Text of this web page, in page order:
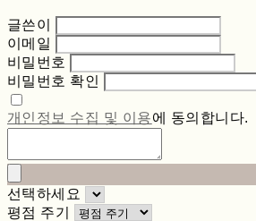
글쓴이
이메일
비밀번호
비밀번호 확인
개인정보 수집 및 이용에 동의합니다.
선택하세요
평점 주기